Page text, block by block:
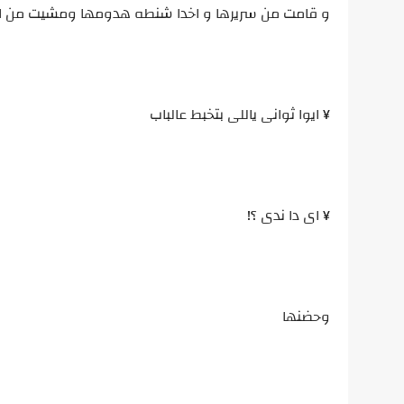
و قامت من سريرها و اخدا شنطه هدومها ومشيت
¥ ايوا ثوانى ياللى بتخبط عالباب
¥ اى دا ندى ؟!
وحضنها